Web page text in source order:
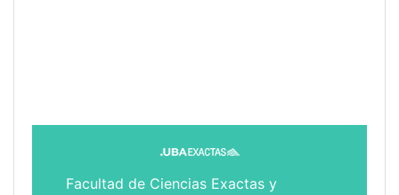
Facultad de Ciencias Exactas y